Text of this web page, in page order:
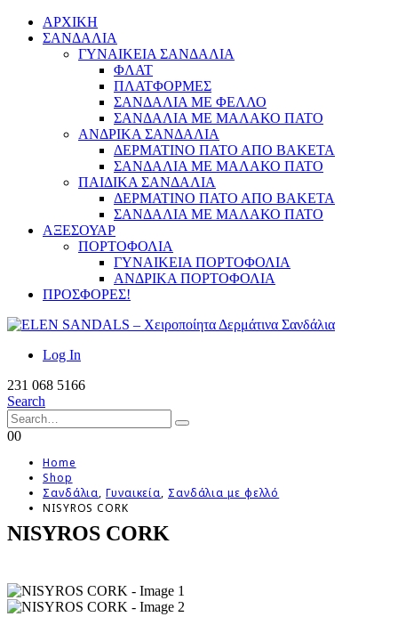
ΑΡΧΙΚΗ
ΣΑΝΔΑΛΙΑ
ΓΥΝΑΙΚΕΙΑ ΣΑΝΔΑΛΙΑ
ΦΛΑΤ
ΠΛΑΤΦΟΡΜΕΣ
ΣΑΝΔΑΛΙΑ ΜΕ ΦΕΛΛΟ
ΣΑΝΔΑΛΙΑ ΜΕ ΜΑΛΑΚΟ ΠΑΤΟ
ΑΝΔΡΙΚΑ ΣΑΝΔΑΛΙΑ
ΔΕΡΜΑΤΙΝΟ ΠΑΤΟ ΑΠΟ ΒΑΚΕΤΑ
ΣΑΝΔΑΛΙΑ ΜΕ ΜΑΛΑΚΟ ΠΑΤΟ
ΠΑΙΔΙΚΑ ΣΑΝΔΑΛΙΑ
ΔΕΡΜΑΤΙΝΟ ΠΑΤΟ ΑΠΟ ΒΑΚΕΤΑ
ΣΑΝΔΑΛΙΑ ΜΕ ΜΑΛΑΚΟ ΠΑΤΟ
ΑΞΕΣΟΥΑΡ
ΠΟΡΤΟΦΟΛΙΑ
ΓΥΝΑΙΚΕΙΑ ΠΟΡΤΟΦΟΛΙΑ
ΑΝΔΡΙΚΑ ΠΟΡΤΟΦΟΛΙΑ
ΠΡΟΣΦΟΡΕΣ!
Log In
231 068 5166
Search
00
Home
Shop
Σανδάλια,Γυναικεία, Σανδάλια με φελλό
NISYROS CORK
NISYROS CORK